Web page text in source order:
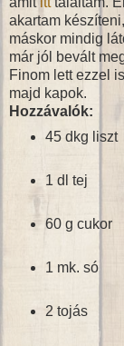
akartam
máskor mindig
már jól bevált
Finom lett ezzel
majd kapok.
Hozzávalók:
45 dkg liszt
1 dl tej
60 g cukor
1 mk. só
2 tojás